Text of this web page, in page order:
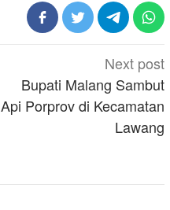
Next post
Bupati Malang Sambut
Api Porprov di Kecamatan
Lawang